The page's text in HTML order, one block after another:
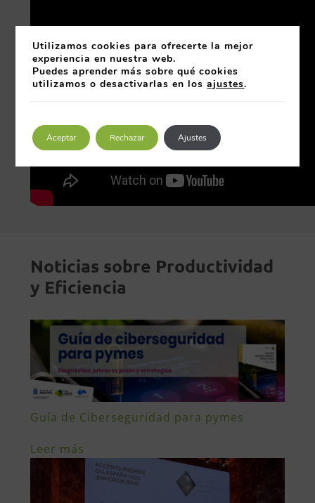
Noticias sobre Productividad
y Eficiencia
Guía de Ciberseguridad para pymes
Leer más
Utilizamos cookies para ofrecerte la mejor
experiencia en nuestra web.
Puedes aprender más sobre qué cookies
utilizamos o desactivarlas en losajustes.
Aceptar Rechazar Ajustes